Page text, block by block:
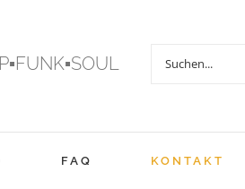
Suche
FAQ KONTAKT